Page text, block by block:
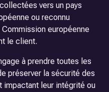
vers un pays
ou reconnu
européenne
le client.
à prendre toutes les
préserver la sécurité des
impactant leur intégrité ou